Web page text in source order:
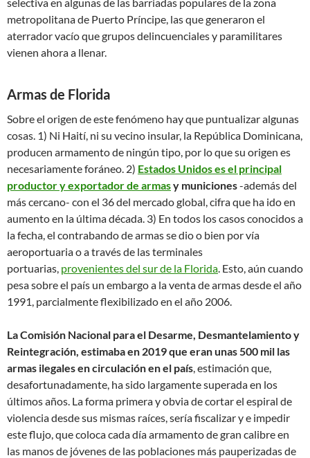
selectiva en algunas de las barriadas populares de la zona
metropolitana de Puerto Príncipe, las que generaron el
aterrador vacío que grupos delincuenciales y paramilitares
vienen ahora a llenar.
Armas de Florida
Sobre el origen de este fenómeno hay que puntualizar algunas
cosas. 1) Ni Haití, ni su vecino insular, la República Dominicana,
producen armamento de ningún tipo, por lo que su origen es
necesariamente foráneo. 2) Estados Unidos es el principal
productor y exportador de armasy municiones-además del
más cercano- con el 36 del mercado global, cifra que ha ido en
aumento en la última década. 3) En todos los casos conocidos a
la fecha, el contrabando de armas se dio o bien por vía
aeroportuaria o a través de las terminales
portuarias, provenientes del sur de la Florida. Esto, aún cuando
pesa sobre el país un embargo a la venta de armas desde el año
1991, parcialmente flexibilizado en el año 2006.
La Comisión Nacional para el Desarme, Desmantelamiento y
Reintegración, estimaba en 2019 que eran unas 500 mil las
armas ilegales en circulación en el país, estimación que,
desafortunadamente, ha sido largamente superada en los
últimos años. La forma primera y obvia de cortar el espiral de
violencia desde sus mismas raíces, sería fiscalizar y e impedir
este flujo, que coloca cada día armamento de gran calibre en
las manos de jóvenes de las poblaciones más pauperizadas de